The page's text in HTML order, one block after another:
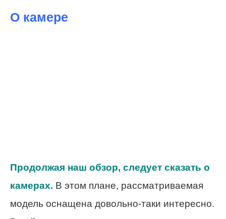
О камере
Продолжая наш обзор, следует сказать о
камерах. В этом плане, рассматриваемая
модель оснащена довольно-таки интересно.